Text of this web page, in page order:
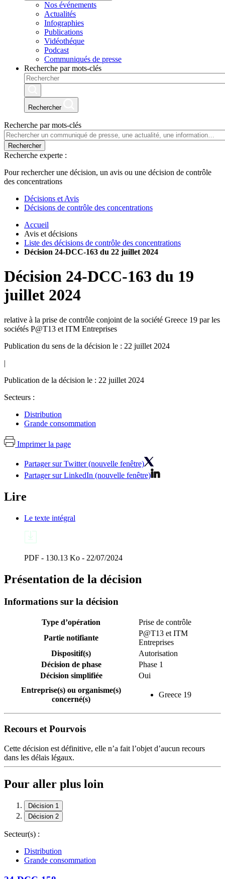
Nos événements
Actualités
Infographies
Publications
Vidéothéque
Podcast
Communiqués de presse
Recherche par mots-clés
Rechercher
Recherche par mots-clés
Rechercher
Recherche experte :
Pour rechercher une décision, un avis ou une décision de contrôle
des concentrations
Décisions et Avis
Décisions de contrôle des concentrations
Accueil
Avis et décisions
Liste des décisions de contrôle des concentrations
Décision 24-DCC-163 du 22 juillet 2024
Décision 24-DCC-163 du 19
juillet 2024
relative à la prise de contrôle conjoint de la société Greece 19 par les
sociétés P@T13 et ITM Entreprises
Publication du sens de la décision le : 22 juillet 2024
|
Publication de la décision le : 22 juillet 2024
Secteurs :
Distribution
Grande consommation
Imprimer la page
Partager sur Twitter (nouvelle fenêtre)
Partager sur LinkedIn (nouvelle fenêtre)
Lire
Le texte intégral
PDF - 130.13 Ko - 22/07/2024
Présentation de la décision
Informations sur la décision
Type d’opération
Prise de contrôle
Partie notifiante
P@T13 et ITM
Entreprises
Dispositif(s)
Autorisation
Décision de phase
Phase 1
Décision simplifiée
Oui
Entreprise(s) ou organisme(s)
concerné(s)
Greece 19
Recours et Pourvois
Cette décision est définitive, elle n’a fait l’objet d’aucun recours
dans les délais légaux.
Pour aller plus loin
Décision 1
Décision 2
Secteur(s) :
Distribution
Grande consommation